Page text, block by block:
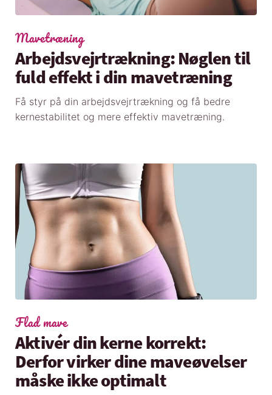
Mavetræning
Arbejdsvejrtrækning: Nøglen til
fuld effekt i din mavetræning
Få styr på din arbejdsvejrtrækning og få bedre
kernestabilitet og mere effektiv mavetræning.
Flad mave
Aktivér din kerne korrekt:
Derfor virker dine maveøvelser
måske ikke optimalt